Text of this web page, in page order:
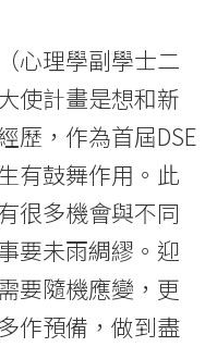
心理學副學士二
使計畫是想和新
歷，作為首屆DSE
有鼓舞作用。此
很多機會與不同
要未雨綢繆。迎
要隨機應變，更
作預備，做到盡